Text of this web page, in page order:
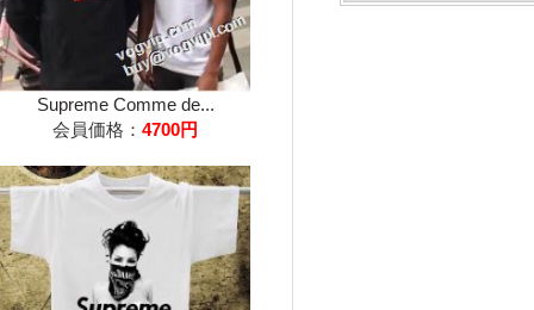
Supreme Comme de...
会員価格： 4700円